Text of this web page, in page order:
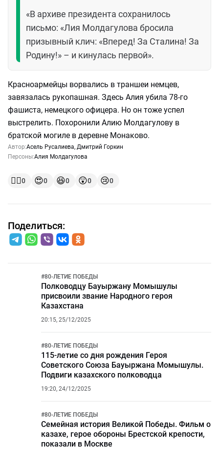
«В архиве президента сохранилось
письмо: «Лия Молдагулова бросила
призывный клич: «Вперед! За Сталина! За
Родину!» – и кинулась первой».
Красноармейцы ворвались в траншеи немцев,
завязалась рукопашная. Здесь Алия убила 78-го
фашиста, немецкого офицера. Но он тоже успел
выстрелить. Похоронили Алию Молдагулову в
братской могиле в деревне Монаково.
Автор:Асель Русалиева, Дмитрий Горкин
Персоны:Алия Молдагулова
👍🏻0 😍0 😆0 😲0 😢0
Поделиться:
#80-ЛЕТИЕ ПОБЕДЫ
Полководцу Бауыржану Момышулы
присвоили звание Народного героя
Казахстана
20:15, 25/12/2025
#80-ЛЕТИЕ ПОБЕДЫ
115-летие со дня рождения Героя
Советского Союза Бауыржана Момышулы.
Подвиги казахского полководца
19:20, 24/12/2025
#80-ЛЕТИЕ ПОБЕДЫ
Семейная история Великой Победы. Фильм о
казахе, герое обороны Брестской крепости,
показали в Москве